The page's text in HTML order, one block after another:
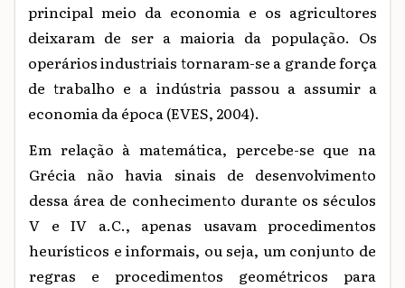
principal meio da economia e os agricultores
deixaram de ser a maioria da população. Os
operários industriais tornaram-se a grande força
de trabalho e a indústria passou a assumir a
economia da época (EVES, 2004).
Em relação à matemática, percebe-se que na
Grécia não havia sinais de desenvolvimento
dessa área de conhecimento durante os séculos
V e IV a.C., apenas usavam procedimentos
heurísticos e informais, ou seja, um conjunto de
regras e procedimentos geométricos para